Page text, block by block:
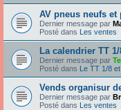
AV pneus neufs et
Dernier message par
Posté dans Les ventes
La calendrier TT 1/
Dernier message par
Posté dans Le TT 1/8
Vends organisur
Dernier message par
Posté dans Les ventes